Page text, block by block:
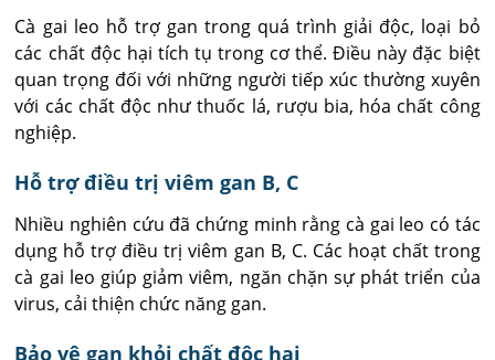
Cà gai leo hỗ trợ gan trong quá trình giải độc, loại bỏ
các chất độc hại tích tụ trong cơ thể. Điều này đặc biệt
quan trọng đối với những người tiếp xúc thường xuyên
với các chất độc như thuốc lá, rượu bia, hóa chất công
nghiệp.
Hỗ trợ điều trị viêm gan B, C
Nhiều nghiên cứu đã chứng minh rằng cà gai leo có tác
dụng hỗ trợ điều trị viêm gan B, C. Các hoạt chất trong
cà gai leo giúp giảm viêm, ngăn chặn sự phát triển của
virus, cải thiện chức năng gan.
Bảo vệ gan khỏi chất độc hại